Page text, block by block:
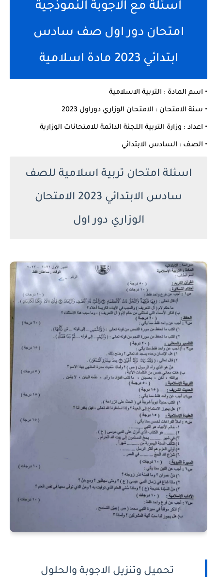
اسئلة مع الاجوبة النموذجية
امتحان دور اول صف سادس
ابتدائي 2023 مادة اسلامية
• اسم المادة : التربية الاسلامية
• سنة الامتحان : الامتحان الوزاري دوراول 2023
• اعداد : وزارة التربية اللجنة الدائمة للامتحانات الوزارية
• الصف : السادس الابتدائي
اسئلة امتحان تربية اسلامية للصف
سادس الابتدائي 2023 الامتحان
الوزاري دور اول
تحميل وتنزيل الاجوبة والحلول